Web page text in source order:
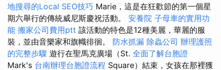
地搜尋的Local SEO技巧 Marie，這是在狂歡節的第一個星
期六舉行的傳統威尼斯慶祝活動。 安養院 子母車的實用功
能 搬家公司費用ptt 該活動的特色是12種美麗，華麗的服
裝，並由音樂家和旗幟徘徊。 防水抓漏 除蟲公司 辦理護照
的完整步驟 遊行在聖馬克廣場（St. 全面了解台胞證
Mark's 台南辦理台胞證流程 Square）結束，女孩在那裡獲